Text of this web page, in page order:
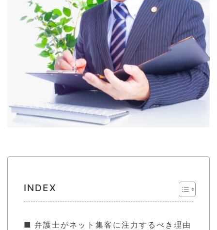
INDEX
弁護士がネット集客に注力するべき理由